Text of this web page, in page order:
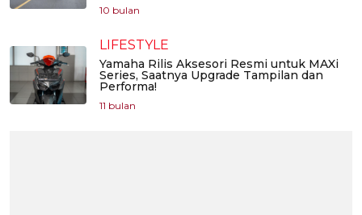
10 bulan
LIFESTYLE
Yamaha Rilis Aksesori Resmi untuk MAXi
Series, Saatnya Upgrade Tampilan dan
Performa!
11 bulan